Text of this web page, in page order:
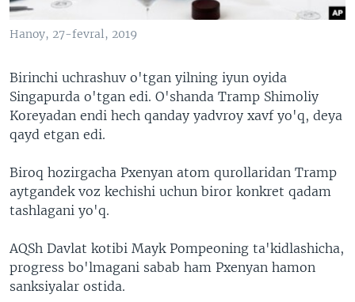
Hanoy, 27-fevral, 2019
Birinchi uchrashuv o'tgan yilning iyun oyida
Singapurda o'tgan edi. O'shanda Tramp Shimoliy
Koreyadan endi hech qanday yadvroy xavf yo'q, deya
qayd etgan edi.
Biroq hozirgacha Pxenyan atom qurollaridan Tramp
aytgandek voz kechishi uchun biror konkret qadam
tashlagani yo'q.
AQSh Davlat kotibi Mayk Pompeoning ta'kidlashicha,
progress bo'lmagani sabab ham Pxenyan hamon
sanksiyalar ostida.